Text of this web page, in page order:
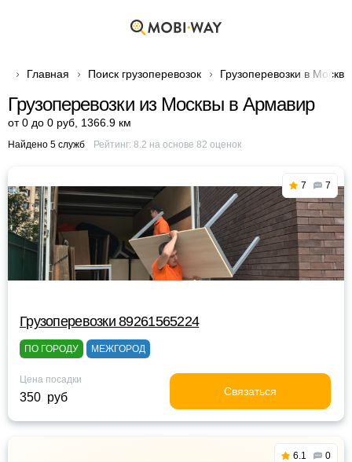
Главная Поиск грузоперевозок Грузоперевозки в Москве
Грузоперевозки из Москвы в Армавир
от 0 до 0 руб 1366.9 км
Найдено 5 служб Рейтинг: 8.2 на основе 82 оценок
7 7
Грузоперевозки 89261565224
ПО ГОРОДУ МЕЖГОРОД
Цена посадки
350 руб Связаться
6.1 0